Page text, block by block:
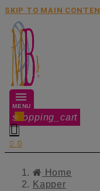
SKIP TO MAIN
MENU
shopping_cart
0

 0
Home
Kapper